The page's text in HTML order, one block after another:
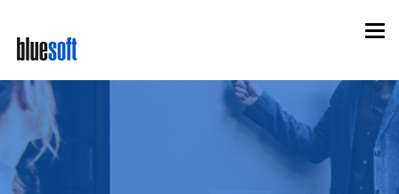
main
content